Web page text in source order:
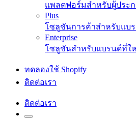
แพลตฟอร์มสำหรับผู้ประก
Plus
โซลูชันการค้าสำหรับแบ
Enterprise
โซลูชันสำหรับแบรนด์ที่ใ
ทดลองใช้ Shopify
ติดต่อเรา
ติดต่อเรา